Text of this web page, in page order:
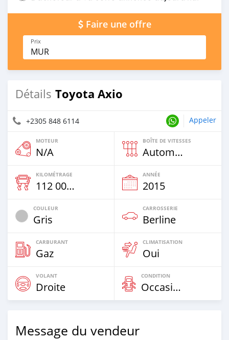
Faire une offre
Prix
MUR
Détails Toyota Axio
+2305 848 6114 Appeler
MOTEUR
N/A
BOÎTE DE VITESSES
Automatique
KILOMÉTRAGE
112 000 Km
ANNÉE
2015
COULEUR
Gris
CARROSSERIE
Berline
CARBURANT
Gaz
CLIMATISATION
Oui
VOLANT
Droite
CONDITION
Occasion
Message du vendeur